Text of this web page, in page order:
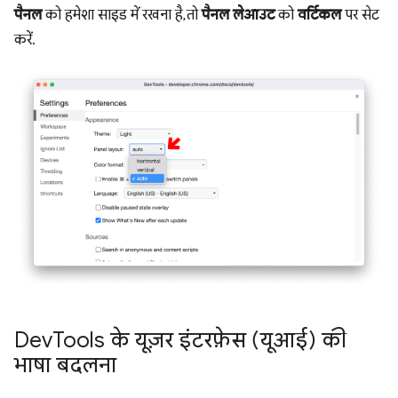
पैनलको हमेशा साइड में रखना है, तोपैनल लेआउटकोवर्टिकलपर सेट
करें.
DevTools के यूज़र इंटरफ़ेस (यूआई) की
भाषा बदलना